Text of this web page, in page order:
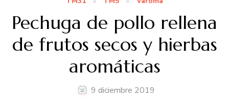
Pechuga de pollo rellena
de frutos secos y hierbas
aromáticas
9 diciembre 2019